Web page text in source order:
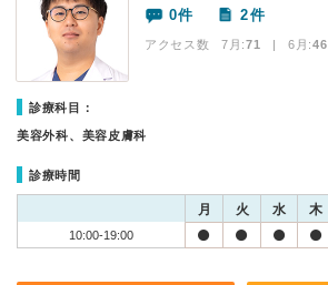
0件 2件
アクセス数 7月:71 | 6月:46
診療科目：
美容外科、美容皮膚科
診療時間
月 火 水 木
10:00-19:00